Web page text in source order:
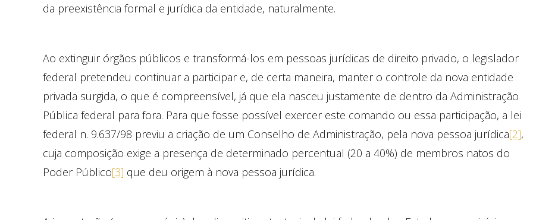
da preexistência formal e jurídica da entidade, naturalmente.
Ao extinguir órgãos públicos e transformá-los em pessoas jurídicas de direito privado, o legislador
federal pretendeu continuar a participar e, de certa maneira, manter o controle da nova entidade
privada surgida, o que é compreensível, já que ela nasceu justamente de dentro da Administração
Pública federal para fora. Para que fosse possível exercer este comando ou essa participação, a lei
federal n. 9.637/98 previu a criação de um Conselho de Administração, pela nova pessoa jurídica[2],
cuja composição exige a presença de determinado percentual (20 a 40%) de membros natos do
Poder Público[3] que deu origem à nova pessoa jurídica.